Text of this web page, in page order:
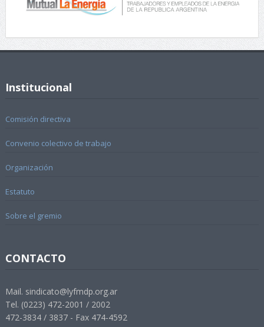
Institucional
Comisión directiva
Convenio colectivo de trabajo
Organización
Estatuto
Sobre el gremio
CONTACTO
Mail. sindicato@lyfmdp.org.ar
Tel. (0223) 472-2001 / 2002
472-3834 / 3837 - Fax 474-4592